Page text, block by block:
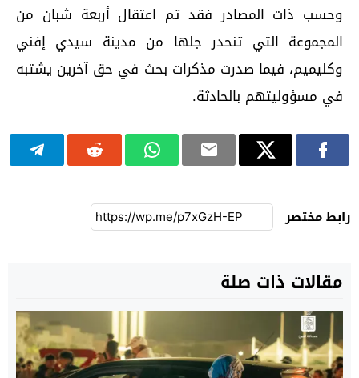
وحسب ذات المصادر فقد تم اعتقال أربعة شبان من
المجموعة التي تنحدر جلها من مدينة سيدي إفني
وكليميم، فيما صدرت مذكرات بحث في حق آخرين يشتبه
في مسؤوليتهم بالحادثة.
رابط مختصر
مقالات ذات صلة